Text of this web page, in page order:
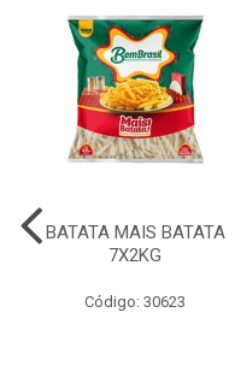
BATATA MAIS BATATA
7X2KG
Código: 30623